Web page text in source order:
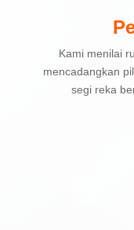
Kami menilai
mencadangkan
segi reka